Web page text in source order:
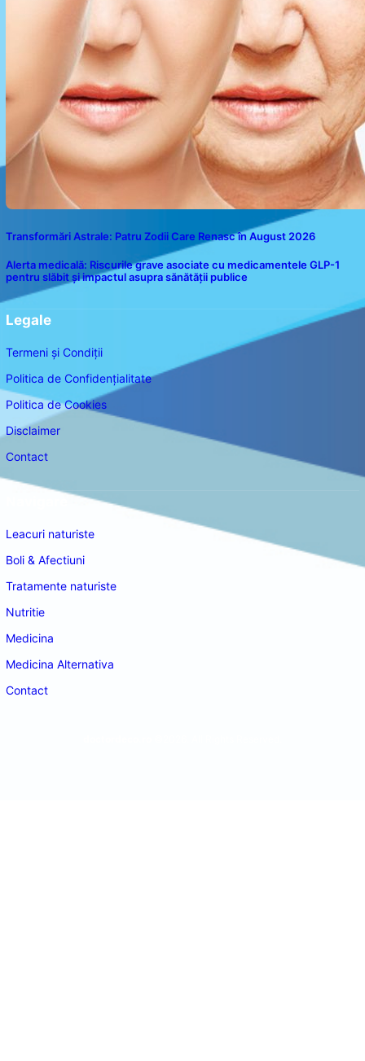
Transformări Astrale: Patru Zodii Care Renasc în August 2026
Alerta medicală: Riscurile grave asociate cu medicamentele GLP-1
pentru slăbit și impactul asupra sănătății publice
Legale
Termeni și Condiții
Politica de Confidențialitate
Politica de Cookies
Disclaimer
Contact
Leacuri naturiste
Boli & Afectiuni
Tratamente naturiste
Nutritie
Medicina
Medicina Alternativa
Contact